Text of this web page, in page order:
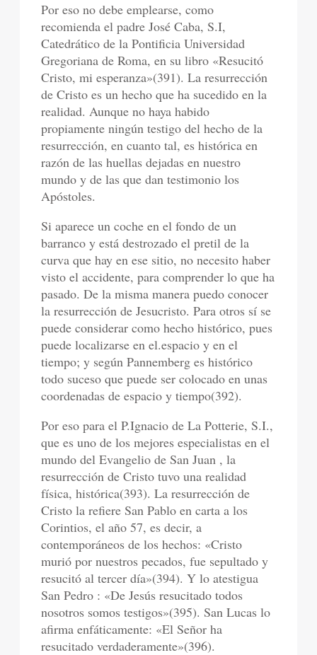
Por eso no debe emplearse, como
recomienda el padre José Caba, S.I,
Catedrático de la Pontificia Universidad
Gregoriana de Roma, en su libro «Resucitó
Cristo, mi esperanza»(391). La resurrección
de Cristo es un hecho que ha sucedido en la
realidad. Aunque no haya habido
propiamente ningún testigo del hecho de la
resurrección, en cuanto tal, es histórica en
razón de las huellas dejadas en nuestro
mundo y de las que dan testimonio los
Apóstoles.
Si aparece un coche en el fondo de un
barranco y está destrozado el pretil de la
curva que hay en ese sitio, no necesito haber
visto el accidente, para comprender lo que ha
pasado. De la misma manera puedo conocer
la resurrección de Jesucristo. Para otros sí se
puede considerar como hecho histórico, pues
puede localizarse en el.espacio y en el
tiempo; y según Pannemberg es histórico
todo suceso que puede ser colocado en unas
coordenadas de espacio y tiempo(392).
Por eso para el P.Ignacio de La Potterie, S.I.,
que es uno de los mejores especialistas en el
mundo del Evangelio de San Juan , la
resurrección de Cristo tuvo una realidad
física, histórica(393). La resurrección de
Cristo la refiere San Pablo en carta a los
Corintios, el año 57, es decir, a
contemporáneos de los hechos: «Cristo
murió por nuestros pecados, fue sepultado y
resucitó al tercer día»(394). Y lo atestigua
San Pedro : «De Jesús resucitado todos
nosotros somos testigos»(395). San Lucas lo
afirma enfáticamente: «El Señor ha
resucitado verdaderamente»(396).